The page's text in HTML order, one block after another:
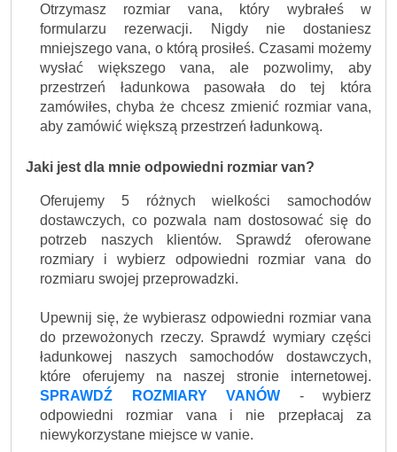
Otrzymasz rozmiar vana, który wybrałeś w
formularzu rezerwacji. Nigdy nie dostaniesz
mniejszego vana, o którą prosiłeś. Czasami możemy
wysłać większego vana, ale pozwolimy, aby
przestrzeń ładunkowa pasowała do tej która
zamówiłes, chyba że chcesz zmienić rozmiar vana,
aby zamówić większą przestrzeń ładunkową.
Jaki jest dla mnie odpowiedni rozmiar van?
Oferujemy 5 różnych wielkości samochodów
dostawczych, co pozwala nam dostosować się do
potrzeb naszych klientów. Sprawdź oferowane
rozmiary i wybierz odpowiedni rozmiar vana do
rozmiaru swojej przeprowadzki.
Upewnij się, że wybierasz odpowiedni rozmiar vana
do przewożonych rzeczy. Sprawdź wymiary części
ładunkowej naszych samochodów dostawczych,
które oferujemy na naszej stronie internetowej.
SPRAWDŹ ROZMIARY VANÓW - wybierz
odpowiedni rozmiar vana i nie przepłacaj za
niewykorzystane miejsce w vanie.